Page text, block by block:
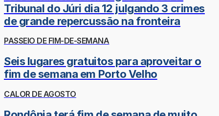
Tribunal do Júri dia 12 julgando 3 crimes
de grande repercussão na fronteira
PASSEIO DE FIM-DE-SEMANA
Seis lugares gratuitos para aproveitar o
fim de semana em Porto Velho
CALOR DE AGOSTO